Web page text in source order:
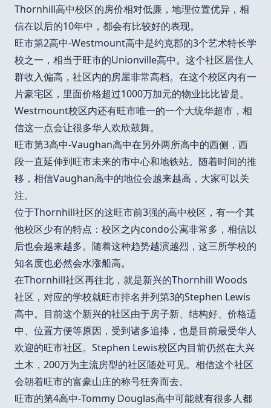
Thornhill高中校区的房价相对低廉，地理位置优异，相
信在以后的10年中，都会有比较好的表现。
旺市第2高中-Westmount高中是约克郡的3个艺术特长学
校之一，相当于旺市的Unionville高中。这个社区居住人
群收入偏高，社区内的房屋非常高档。在这个校区内有一
片豪宅区，里面价格超过1000万加元的物业比比皆是。
Westmount校区内还有旺市唯一的一个大统华超市，相
信这一点会让很多华人欢欣鼓舞。
旺市第3高中-Vaughan高中在另外两所高中的西侧，西
段一直延伸到旺市未来的市中心和地铁站。随着时间的推
移，相信Vaughan高中的地位会越来越高，大家可以关
注。
位于Thornhill社区的这旺市前3强的高中校区，有一个其
他校区少有的特点：校区之内condo公寓非常多，相信以
后也会越来越多。随着这种趋势越演越烈，这三所学校的
知名度也必然会水涨船高。
在Thornhill社区再往北，就是新兴的Thornhill Woods
社区，对应的学校就旺市排名并列第3的Stephen Lewis
高中。目前这个新兴的社区由于房子新、结构好、价格适
中、位置方便等原因，受到诸多追捧，也是目前最受华人
欢迎的旺市社区。Stephen Lewis校区内目前仍然在大兴
土木，200万为主流房型的社区随处可见。相信这个社区
会朝着旺市的富豪山庄的称号狂奔而去。
旺市的第4高中-Tommy Douglas高中可能就有很多人都